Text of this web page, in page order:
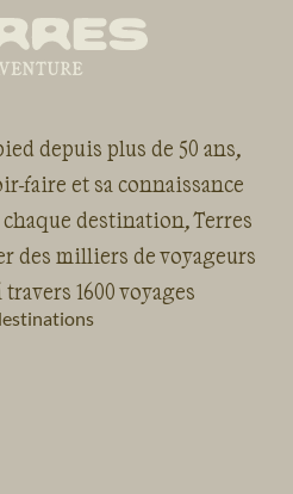
depuis plus de 50 ans,
faire et sa connaissance
destination, Terres
des milliers de voyageurs
1600 voyages